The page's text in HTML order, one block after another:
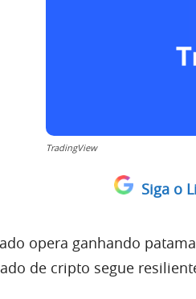
TradingView
Siga o
opera ganhando
de cripto segue